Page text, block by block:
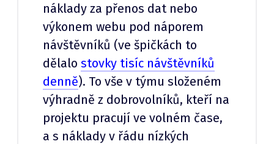
náklady za přenos dat nebo
výkonem webu pod náporem
návštěvníků (ve špičkách to
dělalo stovky tisíc návštěvníků
denně). To vše v týmu složeném
výhradně z dobrovolníků, kteří na
projektu pracují ve volném čase,
a s náklady v řádu nízkých